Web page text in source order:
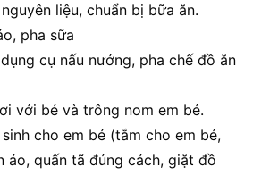
liệu, chuẩn bị bữa ăn.
pha sữa
cụ nấu nướng, pha chế đồ ăn
với bé và trông nom em bé.
cho em bé (tắm cho em bé,
áo, quấn tã đúng cách, giặt đồ